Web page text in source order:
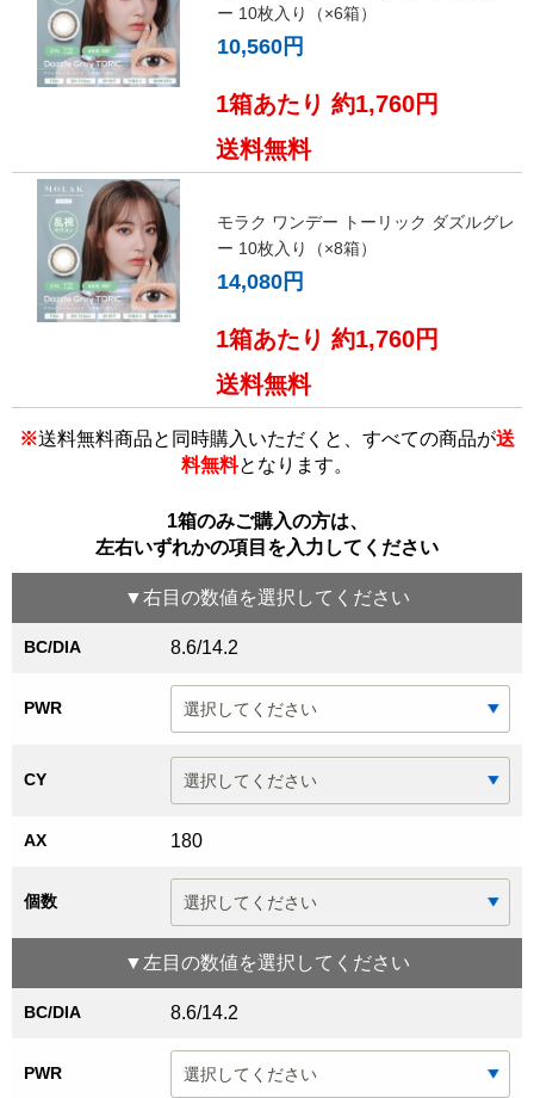
ー 10枚入り（×6箱）
10,560円
1箱あたり 約1,760円
送料無料
モラク ワンデー トーリック ダズルグレ
ー 10枚入り（×8箱）
14,080円
1箱あたり 約1,760円
送料無料
※送料無料商品と同時購入いただくと、すべての商品が送
料無料となります。
1箱のみご購入の方は、
左右いずれかの項目を入力してください
▼右目 の数値を選択してください
BC/DIA 8.6/14.2
PWR
CY
AX 180
個数
▼ 左目 の数値を選択してください
BC/DIA 8.6/14.2
PWR